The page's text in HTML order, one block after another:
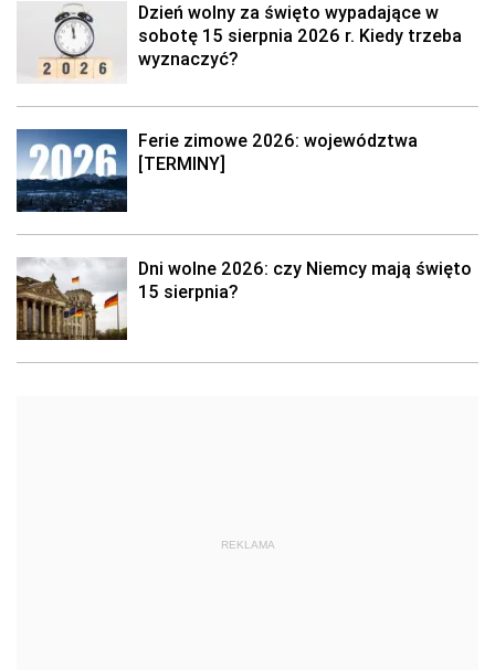
Dzień wolny za święto wypadające w
sobotę 15 sierpnia 2026 r. Kiedy trzeba
wyznaczyć?
Ferie zimowe 2026: województwa
[TERMINY]
Dni wolne 2026: czy Niemcy mają święto
15 sierpnia?
REKLAMA